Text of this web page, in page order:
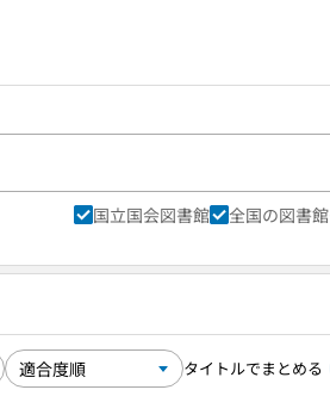
国立国会図書館 全国の図書館
タイトルでまとめる